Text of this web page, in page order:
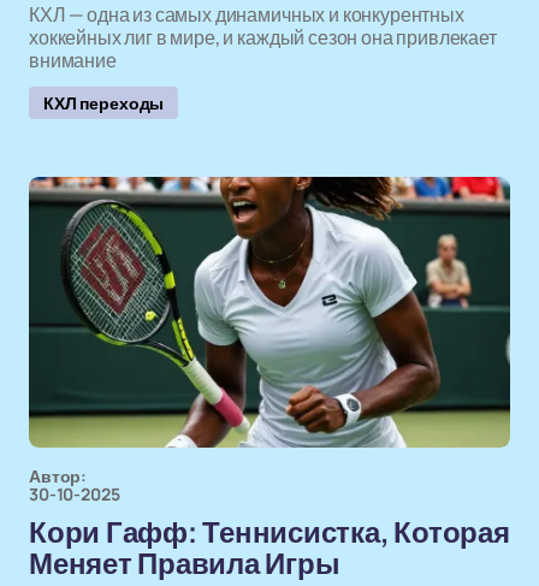
КХЛ — одна из самых динамичных и конкурентных
хоккейных лиг в мире, и каждый сезон она привлекает
внимание
КХЛ переходы
Автор:
30-10-2025
Кори Гафф: Теннисистка, Которая
Меняет Правила Игры